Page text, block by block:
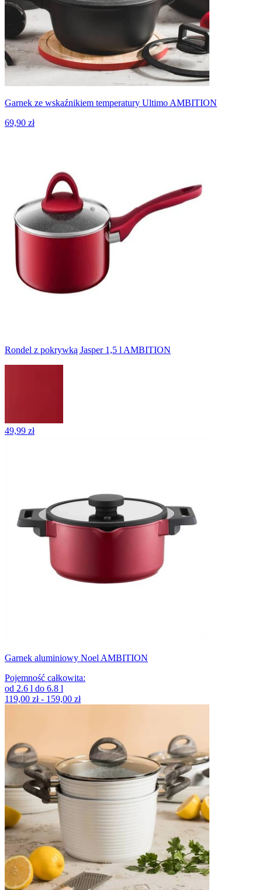
Garnek ze wskaźnikiem temperatury Ultimo AMBITION
69,90 zł
Rondel z pokrywką Jasper 1,5 l AMBITION
49,99 zł
Garnek aluminiowy Noel AMBITION
Pojemność całkowita:
od 2.6 l do 6.8 l
119,00 zł - 159,00 zł